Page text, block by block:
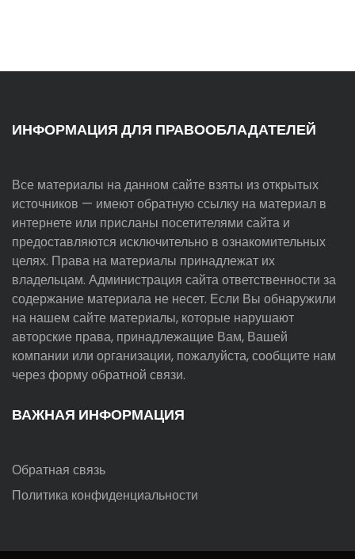
ИНФОРМАЦИЯ ДЛЯ ПРАВООБЛАДАТЕЛЕЙ
Все материалы на данном сайте взяты из открытых
источников — имеют обратную ссылку на материал в
интернете или присланы посетителями сайта и
предоставляются исключительно в ознакомительных
целях. Права на материалы принадлежат их
владельцам. Администрация сайта ответственности за
содержание материала не несет. Если Вы обнаружили
на нашем сайте материалы, которые нарушают
авторские права, принадлежащие Вам, Вашей
компании или организации, пожалуйста, сообщите нам
через форму обратной связи.
ВАЖНАЯ ИНФОРМАЦИЯ
Обратная связь
Политика конфиденциальности